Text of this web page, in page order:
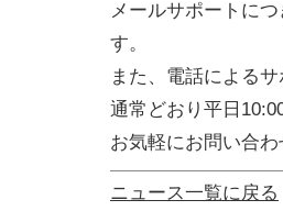
メールサポートに
す。
また、電話による
通常どおり平日
お気軽にお問い合わ
ニュース一覧に戻る